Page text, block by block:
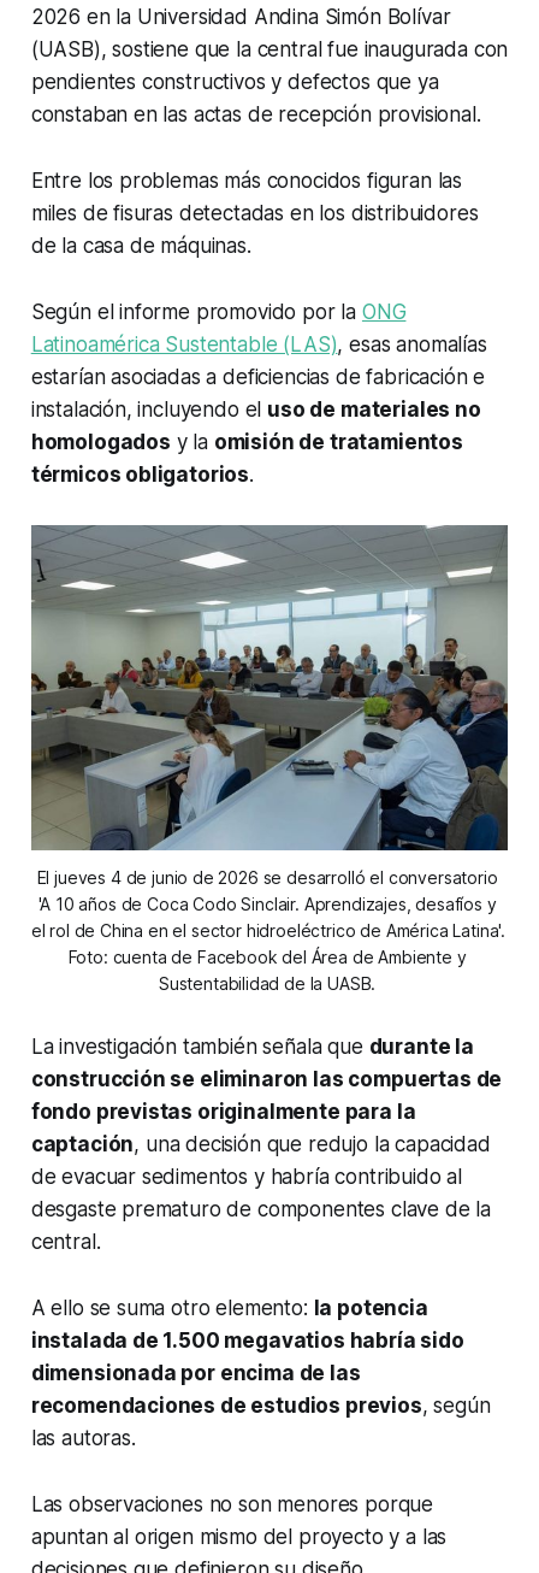
2026 en la Universidad Andina Simón Bolívar
(UASB), sostiene que la central fue inaugurada con
pendientes constructivos y defectos que ya
constaban en las actas de recepción provisional.
Entre los problemas más conocidos figuran las
miles de fisuras detectadas en los distribuidores
de la casa de máquinas.
Según el informe promovido por la ONG
Latinoamérica Sustentable (LAS), esas anomalías
estarían asociadas a deficiencias de fabricación e
instalación, incluyendo el uso de materiales no
homologados y la omisión de tratamientos
térmicos obligatorios.
El jueves 4 de junio de 2026 se desarrolló el conversatorio
'A 10 años de Coca Codo Sinclair. Aprendizajes, desafíos y
el rol de China en el sector hidroeléctrico de América Latina'.
Foto: cuenta de Facebook del Área de Ambiente y
Sustentabilidad de la UASB.
La investigación también señala que durante la
construcción se eliminaron las compuertas de
fondo previstas originalmente para la
captación, una decisión que redujo la capacidad
de evacuar sedimentos y habría contribuido al
desgaste prematuro de componentes clave de la
central.
A ello se suma otro elemento: la potencia
instalada de 1.500 megavatios habría sido
dimensionada por encima de las
recomendaciones de estudios previos, según
las autoras.
Las observaciones no son menores porque
apuntan al origen mismo del proyecto y a las